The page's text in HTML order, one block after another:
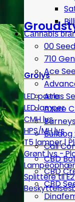
Grolys
LED pære
LED lamper
CMH lys
HPS/MH lys
T5 lamper |
Grønt lys -
Splittere til
Cannabis
00
710
Ace
Atlas
Azure
Bulldog
Cali
CBD
CBD
CBD